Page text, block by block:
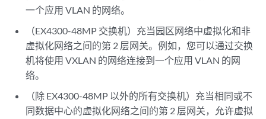
一个应用 VLAN 的网络。
（EX4300-48MP 交换机）充当园区网络中虚拟化和非
虚拟化网络之间的第 2 层网关。例如，您可以通过交换
机将使用 VXLAN 的网络连接到一个应用 VLAN 的网
络。
（除 EX4300-48MP 以外的所有交换机）充当相同或不
同数据中心的虚拟化网络之间的第 2 层网关，允许虚拟